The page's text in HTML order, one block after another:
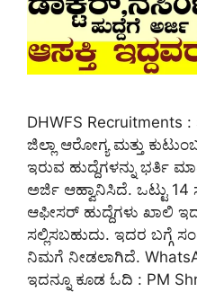
DHWFS Recruitments :
ಜಿಲ್ಲಾ ಆರೋಗ್ಯ ಮತ್ತು
ಇರುವ ಹುದ್ದೆಗಳನ್ನು ಭರ್ತಿ
ಅರ್ಜಿ ಆಹ್ವಾನಿಸಿದೆ. ಒಟ್ಟು 14
ಆಫೀಸರ್‌ ಹುದ್ದೆಗಳು ಖಾಲಿ
ಸಲ್ಲಿಸಬಹುದು. ಇದರ ಬಗ್ಗೆ
ನಿಮಗೆ ನೀಡಲಾಗಿದೆ.
ಇದನ್ನೂ ಕೂಡ ಓದಿ : PM